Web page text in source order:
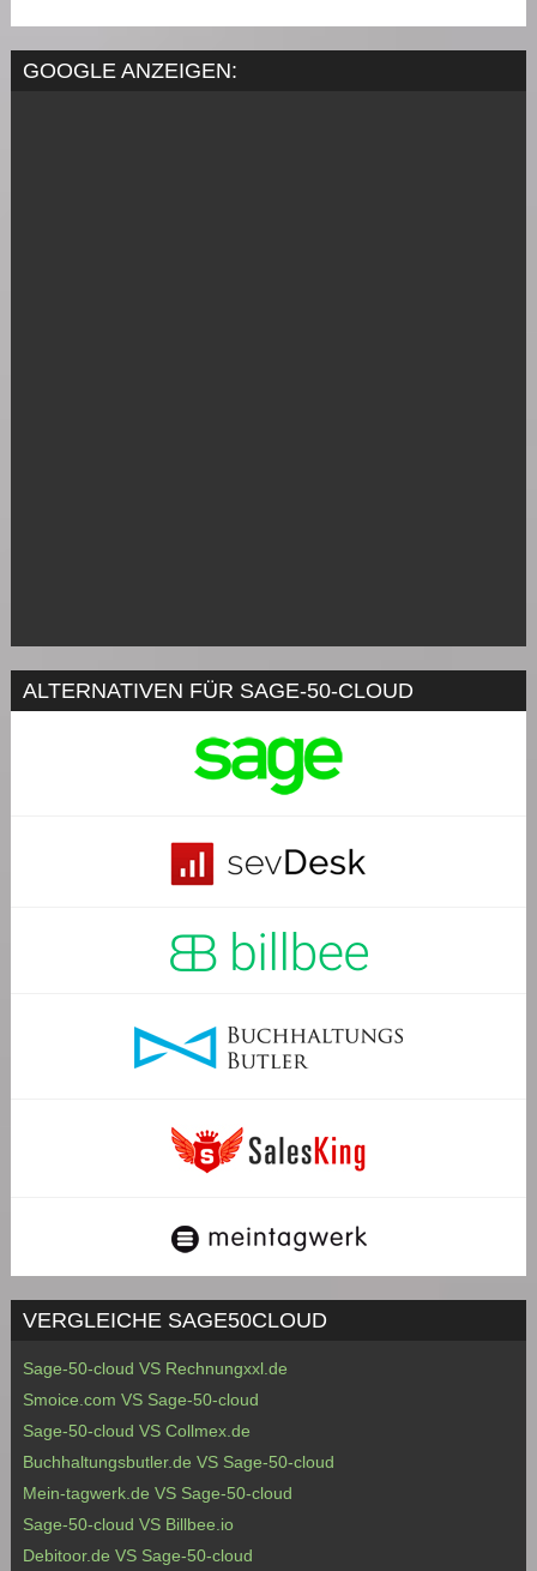
GOOGLE ANZEIGEN:
ALTERNATIVEN FÜR SAGE-50-CLOUD
VERGLEICHE SAGE50CLOUD
Sage-50-cloud VS Rechnungxxl.de
Smoice.com VS Sage-50-cloud
Sage-50-cloud VS Collmex.de
Buchhaltungsbutler.de VS Sage-50-cloud
Mein-tagwerk.de VS Sage-50-cloud
Sage-50-cloud VS Billbee.io
Debitoor.de VS Sage-50-cloud